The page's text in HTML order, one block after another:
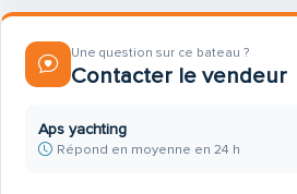
Une question sur ce bateau ?
Contacter le vendeur
Aps yachting
Répond en moyenne en 24 h